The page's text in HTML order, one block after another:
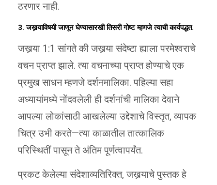
ठरणार नाही.
3. जखर्‍याविषयी जाणून घेण्यासारखी तिसरी गोष्ट म्हणजे त्याची कार्यपद्धत.
जखर्‍या 1:1 सांगते की जखर्‍या संदेष्टा ह्याला परमेश्वराचे
वचन प्राप्त झाले. त्या वचनाच्या प्राप्त होण्याचे एक
प्रमुख साधन म्हणजे दर्शनमालिका. पहिल्या सहा
अध्यायांमध्ये नोंदवलेली ही दर्शनांची मालिका देवाने
आपल्या लोकांसाठी आखलेल्या उद्देशाचे विस्तृत, व्यापक
चित्र उभी करते—त्या काळातील तात्कालिक
परिस्थितीं पासून ते अंतिम पूर्णत्वापर्यंत.
प्रकट केलेल्या संदेशाव्यतिरिक्त, जखर्‍याचे पुस्तक हे